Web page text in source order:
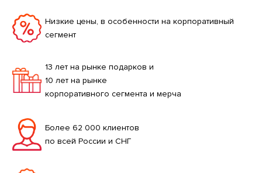
Низкие цены, в особенности на корпоративный
сегмент
13 лет на рынке подарков и
10 лет на рынке
корпоративного сегмента и мерча
Более 62 000 клиентов
по всей России и СНГ